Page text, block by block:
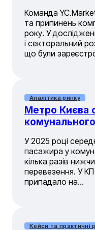
Команда
та припинень
року. У
і секторальний
що були
Аналітика ринку
Метро Києва
У 2025 році
пасажира у
кілька разів
перевезення. У
припадало на…
Кейси та практичні